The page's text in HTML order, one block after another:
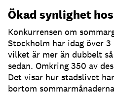
Ökad synlighet
Konkurrensen om
Stockholm har idag över
vilket är mer än dubbelt
sedan. Omkring 350 av
Det visar hur stadslivet
bortom sommarmånaderna